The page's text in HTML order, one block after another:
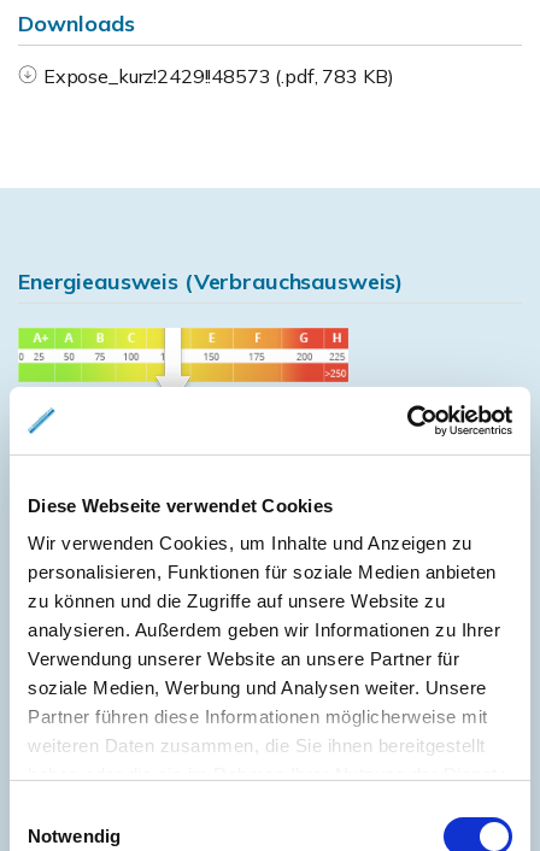
Diese Webseite verwendet Cookies
Wir verwenden Cookies, um Inhalte und Anzeigen zu
personalisieren, Funktionen für soziale Medien anbieten
zu können und die Zugriffe auf unsere Website zu
analysieren. Außerdem geben wir Informationen zu Ihrer
Verwendung unserer Website an unsere Partner für
soziale Medien, Werbung und Analysen weiter. Unsere
Partner führen diese Informationen möglicherweise mit
weiteren Daten zusammen, die Sie ihnen bereitgestellt
Notwendig
Downloads
Expose_kurz!2429!!48573 (.pdf, 783 KB)
Energieausweis (Verbrauchsausweis)
Weitere Informationen
Wesentlicher Energieträger
GAS
Energieausweis gültig bis
2028-11-02
Energieausweis Jahrgang
ab dem 1.5.2014
Energieausweis Werteklasse
D
Energieausweis Gebäudeart
Wohngebäude